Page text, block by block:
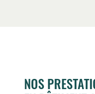
NOS